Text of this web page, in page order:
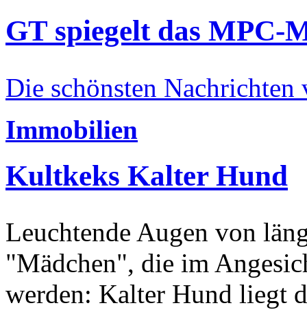
GT spiegelt das MPC-
Die schönsten Nachrichten
Immobilien
Kultkeks Kalter Hund
Leuchtende Augen von
"Mädchen", die im
werden: Kalter Hund liegt